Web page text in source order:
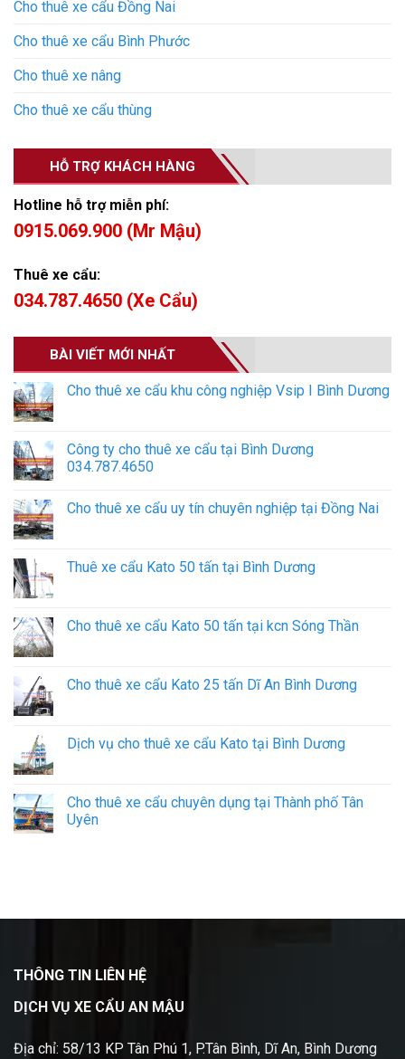
Cho thuê xe cẩu Đồng Nai
Cho thuê xe cẩu Bình Phước
Cho thuê xe nâng
Cho thuê xe cẩu thùng
HỖ TRỢ KHÁCH HÀNG
Hotline hỗ trợ miễn phí:
0915.069.900 (Mr Mậu)
Thuê xe cẩu:
034.787.4650 (Xe Cẩu)
BÀI VIẾT MỚI NHẤT
Cho thuê xe cẩu khu công nghiệp Vsip I Bình Dương
Công ty cho thuê xe cẩu tại Bình Dương
034.787.4650
Cho thuê xe cẩu uy tín chuyên nghiệp tại Đồng Nai
Thuê xe cẩu Kato 50 tấn tại Bình Dương
Cho thuê xe cẩu Kato 50 tấn tại kcn Sóng Thần
Cho thuê xe cẩu Kato 25 tấn Dĩ An Bình Dương
Dịch vụ cho thuê xe cẩu Kato tại Bình Dương
Cho thuê xe cẩu chuyên dụng tại Thành phố Tân
Uyên
THÔNG TIN LIÊN HỆ
DỊCH VỤ XE CẨU AN MẬU
Địa chỉ: 58/13 KP Tân Phú 1, P.Tân Bình, Dĩ An, Bình Dương